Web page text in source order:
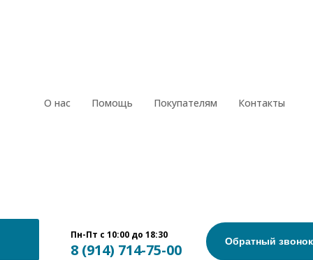
О нас Помощь Покупателям Контакты
Пн-Пт с 10:00 до 18:30
8 (914) 714-75-00 Обратный звонок
Пн-Пт с 10:00 до 18:30
8 (914) 714-75-00